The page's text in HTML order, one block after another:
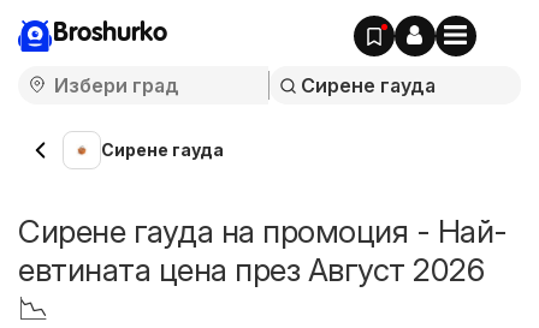
Broshurko
Сирене гауда
Сирене гауда на промоция - Най-
евтината цена през Август 2026
📉